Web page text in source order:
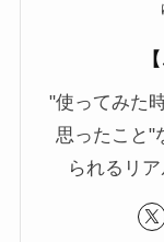
"使ってみた
思ったこと"
られるリ